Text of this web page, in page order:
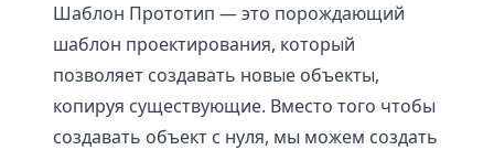
Шаблон Прототип — это порождающий
шаблон проектирования, который
позволяет создавать новые объекты,
копируя существующие. Вместо того чтобы
создавать объект с нуля, мы можем создать